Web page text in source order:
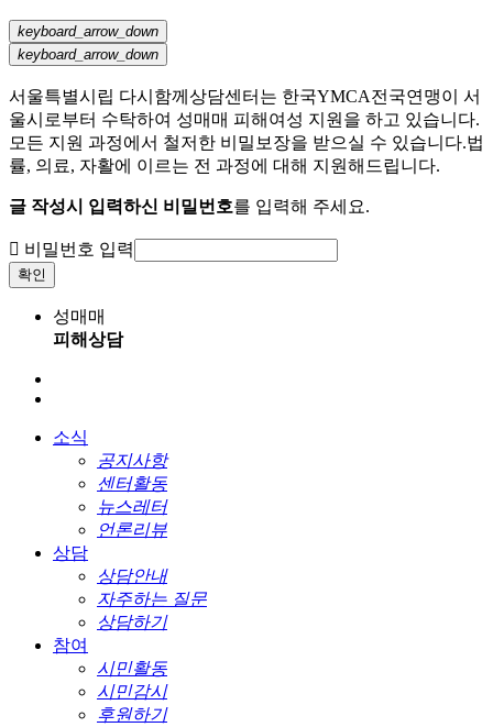
keyboard_arrow_down
keyboard_arrow_down
서울특별시립 다시함께상담센터는 한국YMCA전국연맹이 서
울시로부터 수탁하여 성매매 피해여성 지원을 하고 있습니다.
모든 지원 과정에서 철저한 비밀보장을 받으실 수 있습니다.법
률, 의료, 자활에 이르는 전 과정에 대해 지원해드립니다.
글 작성시 입력하신 비밀번호를 입력해 주세요.
 비밀번호 입력
확인
성매매
피해상담
소식
공지사항
센터활동
뉴스레터
언론리뷰
상담
상담안내
자주하는 질문
상담하기
참여
시민활동
시민감시
후원하기